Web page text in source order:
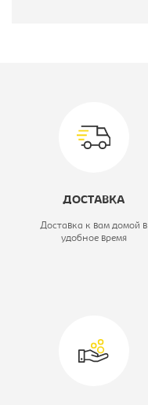
ДОСТАВКА
Доставка к вам домой в
удобное время